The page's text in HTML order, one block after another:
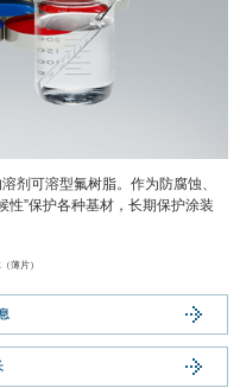
剂可溶型氟树脂。作为防腐蚀、
性”保护各种基材，长期保护涂装
薄片）